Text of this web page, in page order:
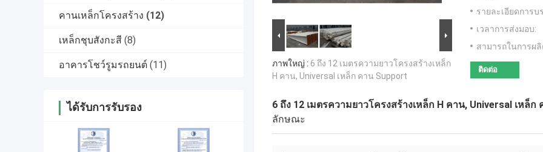
คานเหล็กโครงสร้าง (12)
เหล็กชุบสังกะสี (8)
อาคารโชว์รูมรถยนต์ (11)
ได้รับการรับรอง
ภาพใหญ่ : 6 ถึง 12 เมตรความยาวโครงสร้างเหล็ก
H คาน, Universal เหล็ก คาน Support
รายละเอียดการบ
เวลาการส่งมอบ:
สามารถในการผลิ
ติดต่อ
6 ถึง 12 เมตรความยาวโครงสร้างเหล็ก H คาน, Universal เหล็ก
ลักษณะ